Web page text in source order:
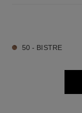
50 - BISTRE